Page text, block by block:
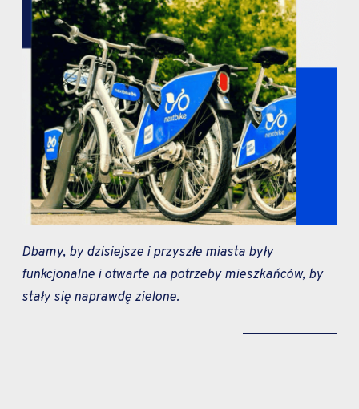
Dbamy, by dzisiejsze i przyszłe miasta były
funkcjonalne i otwarte na potrzeby mieszkańców, by
stały się naprawdę zielone.